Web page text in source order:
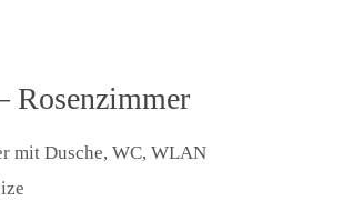
Rosenzimmer
mit Dusche, WC, WLAN